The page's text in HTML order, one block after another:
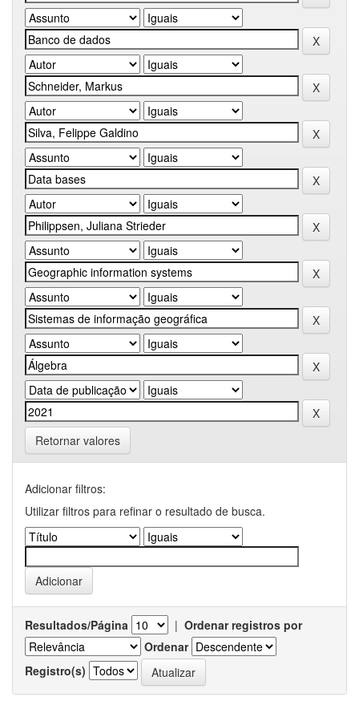
Retornar valores
Adicionar filtros:
Utilizar filtros para refinar o resultado de busca.
Resultados/Página | Ordenar registros por
Ordenar
Registro(s)